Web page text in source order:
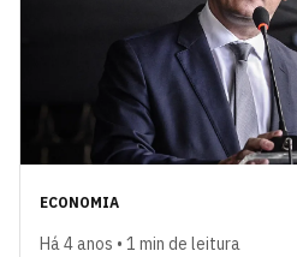
ECONOMIA
Há 4 anos • 1 min de leitura